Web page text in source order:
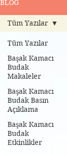
BLOG
Tüm Yazılar
Başak Kamacı
Budak
Makaleler
Başak Kamacı
Budak Basın
Açıklama
Başak Kamacı
Budak
Etkinlikler
Tüm Yazılar